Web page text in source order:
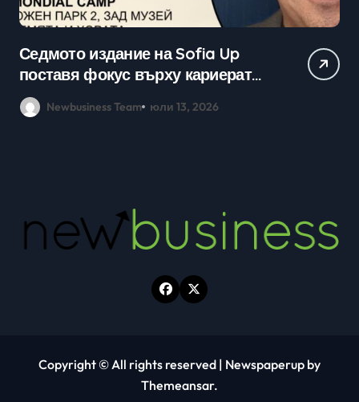
Практически уроци по бизнес и
кариерно развитие събраха
млади хора на SOFIA UP
Newbusiness Team юни 26, 2026
Copyright © All rights reserved | Newspaperup by
Themeansar.